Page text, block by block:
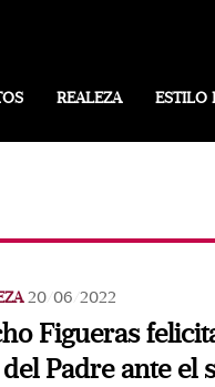
REALEZA ESTILO
20/06/2022
Figueras
Padre ante el